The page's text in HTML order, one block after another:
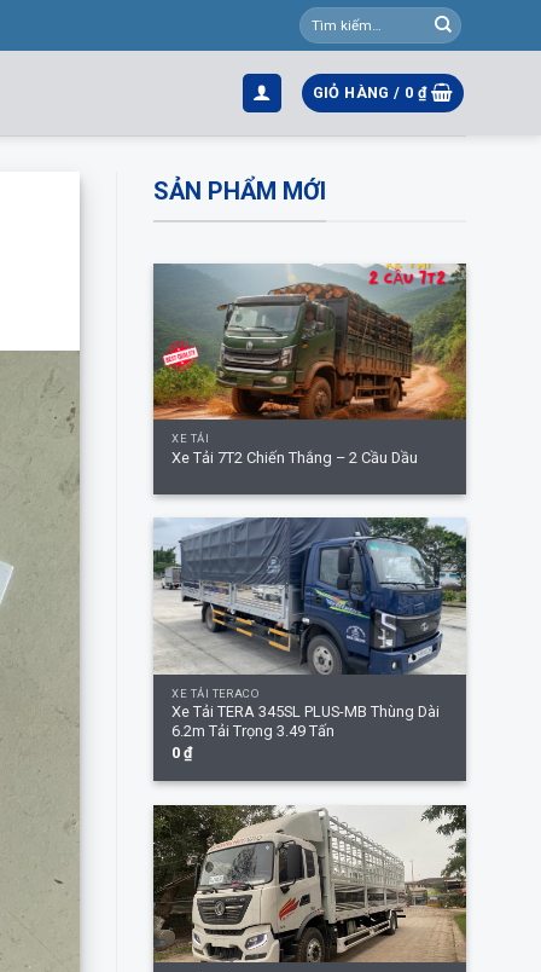
Tìm
kiếm:
GIỎ HÀNG / 0 ₫
SẢN PHẨM MỚI
+
XE TẢI
Xe Tải 7T2 Chiến Thắng – 2 Cầu Dầu
+
XE TẢI TERACO
Xe Tải TERA 345SL PLUS-MB Thùng Dài
6.2m Tải Trọng 3.49 Tấn
0₫
+